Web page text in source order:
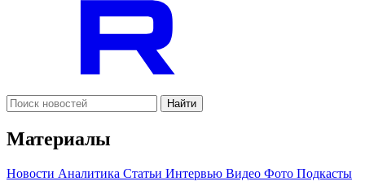
Найти
Материалы
Новости Аналитика Статьи Интервью Видео Фото Подкасты